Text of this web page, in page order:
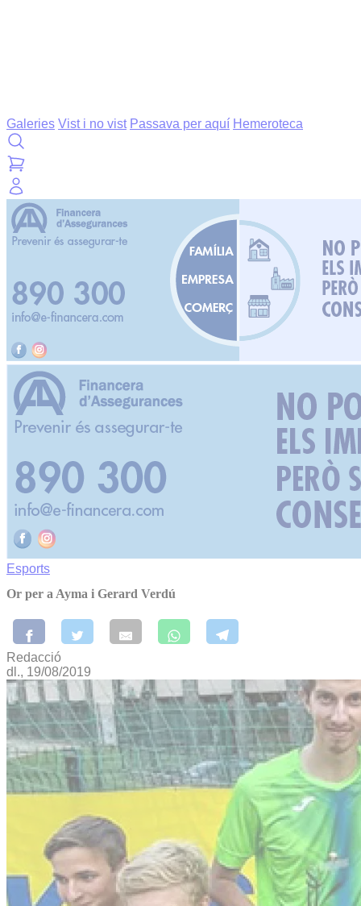
Galeries Vist i no vist Passava per aquí Hemeroteca
Esports
Or per a Ayma i Gerard Verdú
Redacció
dl., 19/08/2019